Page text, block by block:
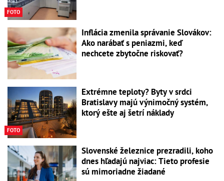
FOTO
Inflácia zmenila správanie Slovákov:
Ako narábať s peniazmi, keď
nechcete zbytočne riskovať?
FOTO
Extrémne teploty? Byty v srdci
Bratislavy majú výnimočný systém,
ktorý ešte aj šetrí náklady
Slovenské železnice prezradili, koho
dnes hľadajú najviac: Tieto profesie
sú mimoriadne žiadané